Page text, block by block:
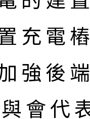
充電
強後
會代